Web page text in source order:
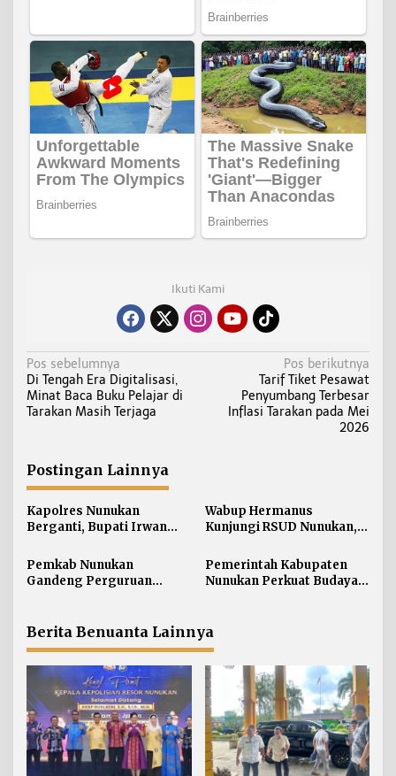
Ikuti Kami
N
a
v
a
s
i
p
o
s
Pos sebelumnya
Di Tengah Era Digitalisasi,
Minat Baca Buku Pelajar di
Tarakan Masih Terjaga
Pos berikutnya
Tarif Tiket Pesawat
Penyumbang Terbesar
Inflasi Tarakan pada Mei
2026
Postingan Lainnya
Kapolres Nunukan
Berganti, Bupati Irwan
Jaga Stabilitas Wilayah
Perbatasan
Wabup Hermanus
Kunjungi RSUD Nunukan,
Pelayanan Kesehatan
Pemkab Nunukan
Gandeng Perguruan
Perbatasan
Pemerintah Kabupaten
Nunukan Perkuat Budaya
Berita Benuanta Lainnya